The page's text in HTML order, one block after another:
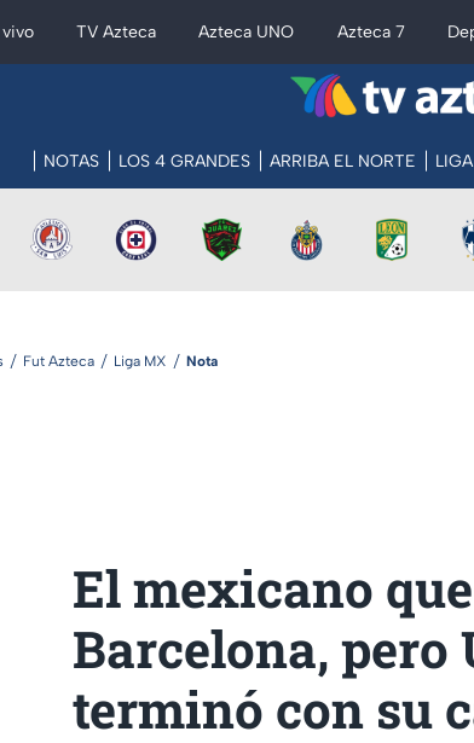
TV Azteca Azteca UNO Azteca 7
NOTAS LOS 4 GRANDES ARRIBA EL NORTE
Fut Azteca Liga MX Nota
El mexicano
Barcelona, pero
terminó con su